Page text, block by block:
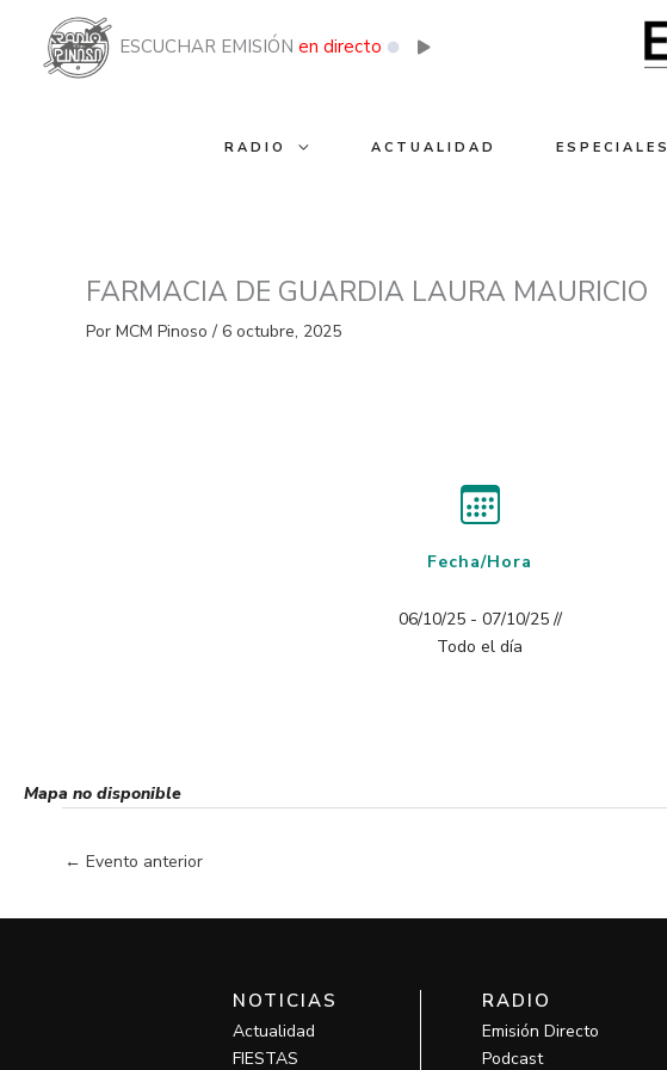
contenido
ESCUCHAR EMISIÓN en directo
RADIO ACTUALIDAD ESPECIALES
FARMACIA DE GUARDIA LAURA MAURICIO
Por MCM Pinoso / 6 octubre, 2025
Fecha/Hora
06/10/25 - 07/10/25 //
Todo el día
Mapa no disponible
← Evento anterior
NOTICIAS
Actualidad
FIESTAS
RADIO
Emisión Directo
Podcast